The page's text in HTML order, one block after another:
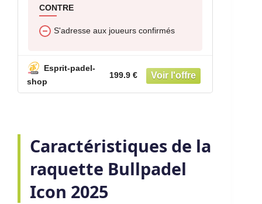
CONTRE
S'adresse aux joueurs confirmés
Esprit-padel-
shop
199.9 €
Caractéristiques de la
raquette Bullpadel
Icon 2025